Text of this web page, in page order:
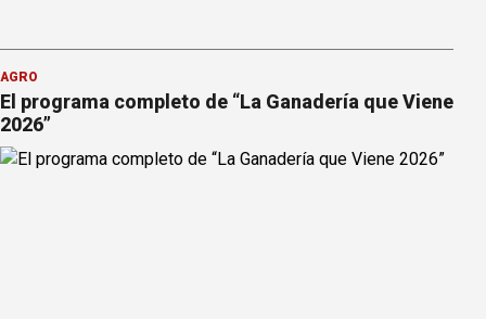
AGRO
El programa completo de “La Ganadería que Viene
2026”